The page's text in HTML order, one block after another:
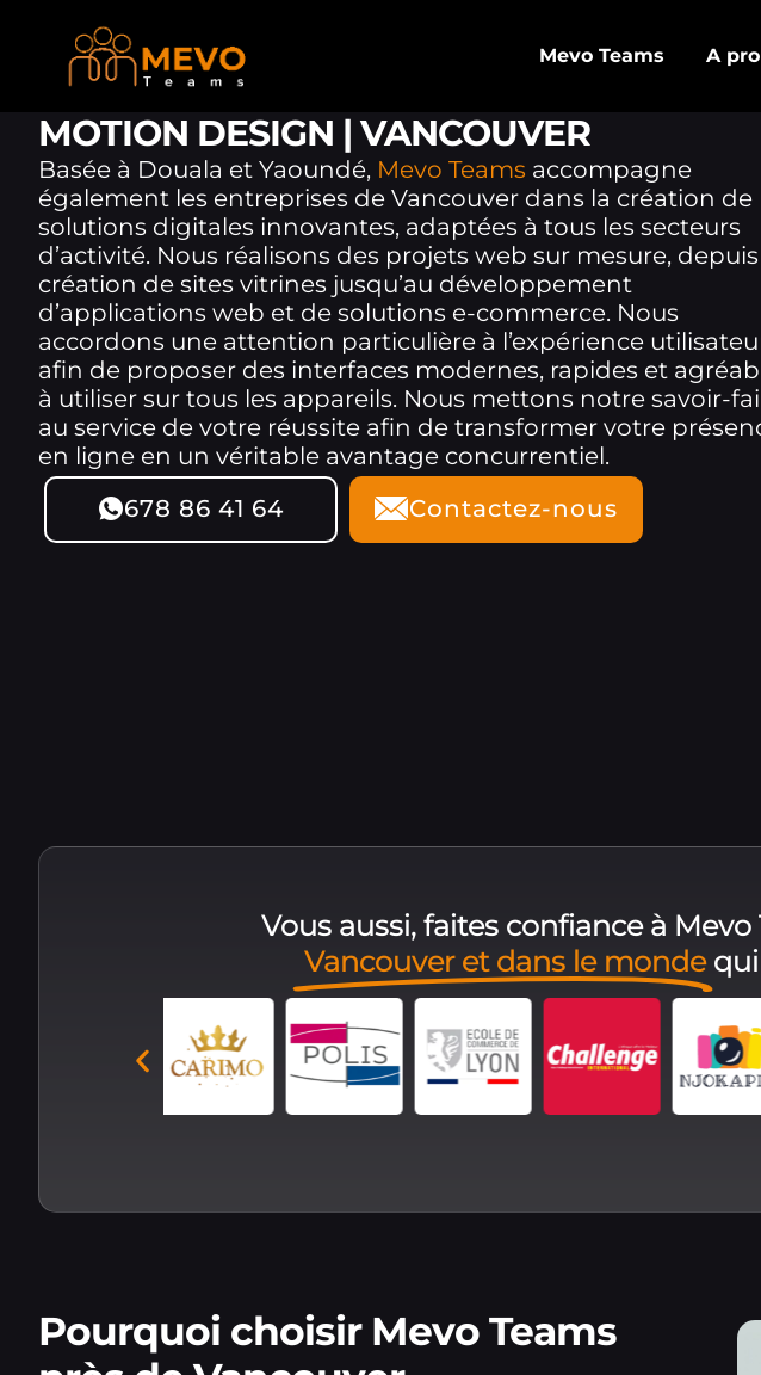
Mevo Teams A
MOTION DESIGN | VANCOUVER
Basée à Douala et Yaoundé, Mevo Teams accompagne
également les entreprises de Vancouver dans la création de
solutions digitales innovantes, adaptées à tous les secteurs
d’activité. Nous réalisons des projets web sur mesure, depuis
création de sites vitrines jusqu’au développement
d’applications web et de solutions e-commerce. Nous
accordons une attention particulière à l’expérience
afin de proposer des interfaces modernes, rapides et
à utiliser sur tous les appareils. Nous mettons notre savoir-
au service de votre réussite afin de transformer votre
en ligne en un véritable avantage concurrentiel.
678 86 41 64
Contactez-nous
Vous aussi, faites confiance à
Vancouver et dans le monde
Pourquoi choisir Mevo Teams